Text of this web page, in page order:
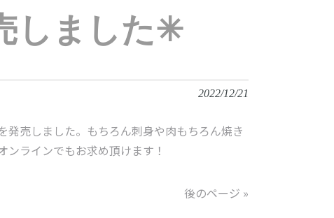
しました✳︎
2022/12/21
売しました。もちろん刺身や肉もちろん焼き
ラインでもお求め頂けます！
後のページ »